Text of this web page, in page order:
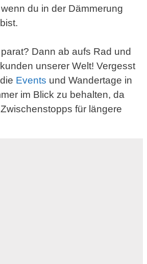
du in der Dämmerung
Dann ab aufs Rad und
unserer Welt! Vergesst
Events und Wandertage in
im Blick zu behalten, da
für längere